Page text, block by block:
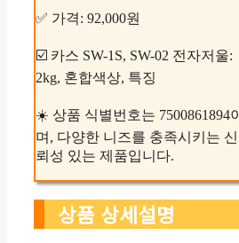
✅ 가격: 92,000원
☑️ 카스 SW-1S, SW-02 전자저울:
2kg, 혼합색상, 특징
☀️ 상품 식별번호는 7500861894이
며, 다양한 니즈를 충족시키는 신
뢰성 있는 제품입니다.
상품 상세설명